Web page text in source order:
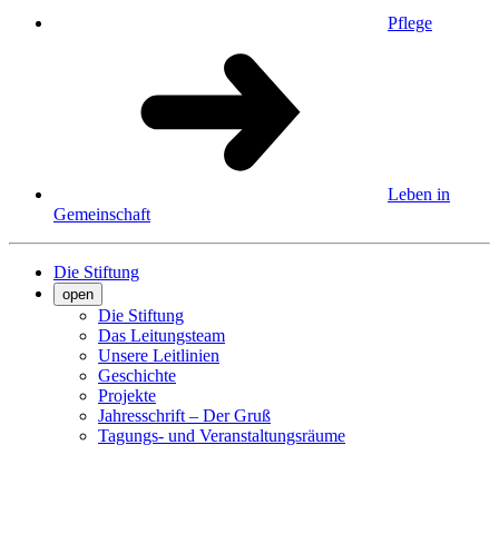
Pflege
Leben in
Gemeinschaft
Die Stiftung
open
Die Stiftung
Das Leitungsteam
Unsere Leitlinien
Geschichte
Projekte
Jahresschrift – Der Gruß
Tagungs- und Veranstaltungsräume